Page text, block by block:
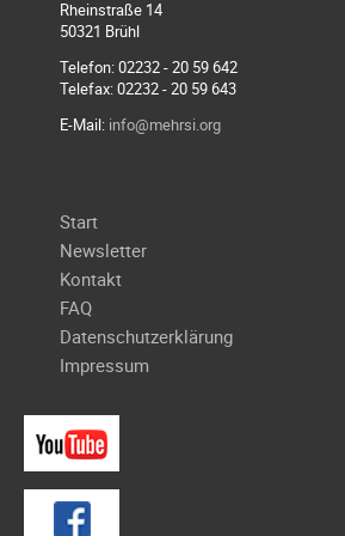
Galerie
2020
Galerie
2019
Galerie
2017
Galerie
2016
Galerie
Galerie
2014
Galerie
2013
Rheinstraße 14
50321 Brühl
Telefon: 02232 - 20 59 642
Telefax: 02232 - 20 59 643
E-Mail: info@mehrsi.org
Navigation
überspringen
Start
Newsletter
Kontakt
FAQ
Datenschutzerklärung
Impressum